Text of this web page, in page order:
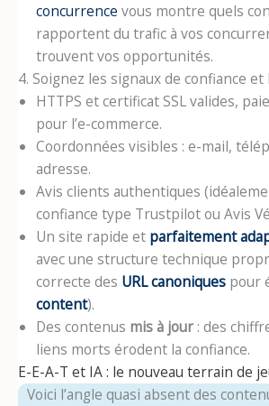
concurrence vous montre quels
rapportent du trafic à vos
trouvent vos opportunités.
4. Soignez les signaux de confiance
HTTPS et certificat SSL valides,
pour l’e-commerce.
Coordonnées visibles : e-mail,
adresse.
Avis clients authentiques
confiance type Trustpilot ou Avis
Un site rapide et parfaitement
avec une structure technique
correcte des URL canoniques pour
content).
Des contenus mis à jour : des
liens morts érodent la confiance.
E-E-A-T et IA : le nouveau terrain de
Voici l’angle quasi absent des